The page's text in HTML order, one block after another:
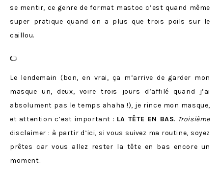
se mentir, ce genre de format mastoc c’est quand même
super pratique quand on a plus que trois poils sur le
caillou.
Le lendemain (bon, en vrai, ça m’arrive de garder mon
masque un, deux, voire trois jours d’affilé quand j’ai
absolument pas le temps ahaha !), je rince mon masque,
et attention c’est important : LA TÊTE EN BAS. Troisième
disclaimer : à partir d’ici, si vous suivez ma routine, soyez
prêtes car vous allez rester la tête en bas encore un
moment.